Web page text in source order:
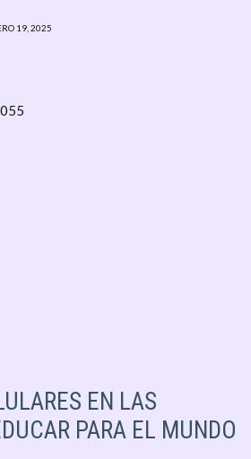
19, 2025
EN LAS
PARA EL MUNDO